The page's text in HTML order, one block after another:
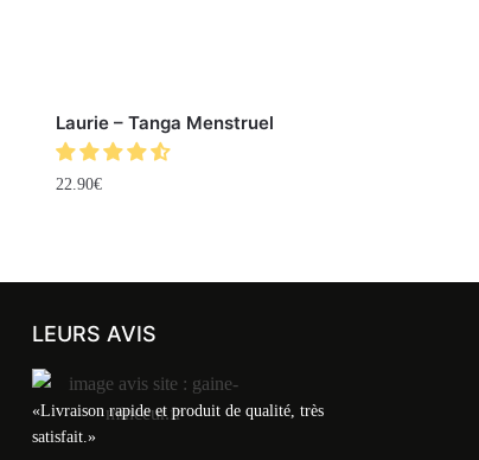
Laurie – Tanga Menstruel
22.90€
LEURS AVIS
«Livraison rapide et produit de qualité, très
satisfait.»